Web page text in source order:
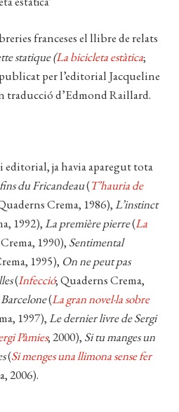
COMPTE
franceses el llibre de relats
statique (La bicicleta estàtica;
per l’editorial Jacqueline
traducció d’Edmond Raillard.
editorial, ja havia aparegut tota
du Fricandeau(T’hauria de
Crema, 1986),L’instinct
1992),La première pierre(La
1990), Sentimental
1995), On ne peut pas
(Infecció; Quaderns Crema,
(La gran novel·la sobre
1997),Le dernier livre de Sergi
Pàmies; 2000), Si tu manges un
(Si menges una llimona sense fer
2006).